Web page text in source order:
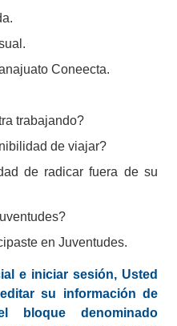
Coneecta.
trabajando?
de viajar?
de radicar fuera de su
en Juventudes.
e iniciar sesión, Usted
su información de
bloque denominado